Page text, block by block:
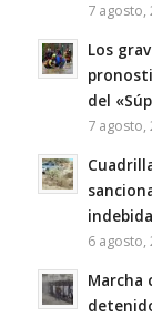
7 agosto,
Los
del
7 agosto,
6 agosto,
Marcha